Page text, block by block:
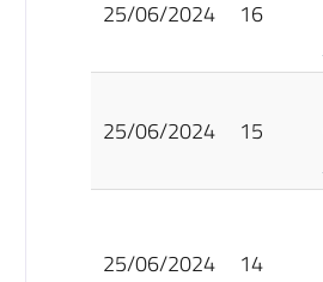
25/06/2024 16
25/06/2024 15
25/06/2024 14